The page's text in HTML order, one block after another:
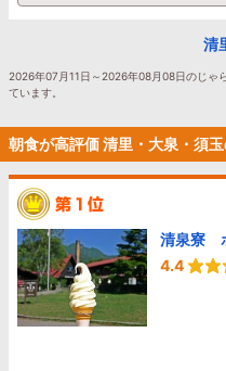
清
2026年07月11日～2026年08月08日のじゃ
ています。
朝食が高評価 清里・大泉・須
清泉寮
4.4